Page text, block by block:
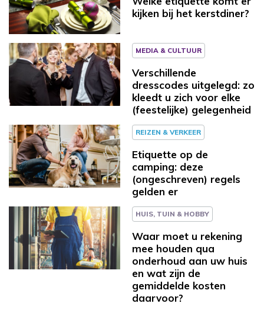
kijken bij het kerstdiner?
MEDIA & CULTUUR
Verschillende
dresscodes uitgelegd: zo
kleedt u zich voor elke
(feestelijke) gelegenheid
REIZEN & VERKEER
Etiquette op de
camping: deze
(ongeschreven) regels
gelden er
HUIS, TUIN & HOBBY
Waar moet u rekening
mee houden qua
onderhoud aan uw huis
en wat zijn de
gemiddelde kosten
daarvoor?